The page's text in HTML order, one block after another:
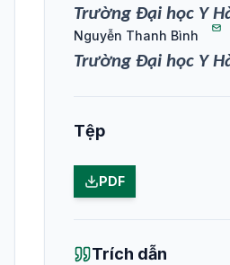
Trường Đại học Y
Nguyễn Thanh Bình
Trường Đại học Y
Tệp
PDF
Trích dẫn